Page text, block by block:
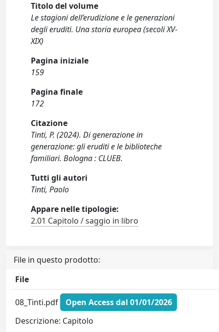
Titolo del volume
Le stagioni dell’erudizione e le generazioni
degli eruditi. Una storia europea (secoli XV-
XIX)
Pagina iniziale
159
Pagina finale
172
Citazione
Tinti, P. (2024). Di generazione in
generazione: gli eruditi e le biblioteche
familiari. Bologna : CLUEB.
Tutti gli autori
Tinti, Paolo
Appare nelle tipologie:
2.01 Capitolo / saggio in libro
File in questo prodotto:
File
08_Tinti.pdf
Open Access dal 01/01/2026
Descrizione: Capitolo